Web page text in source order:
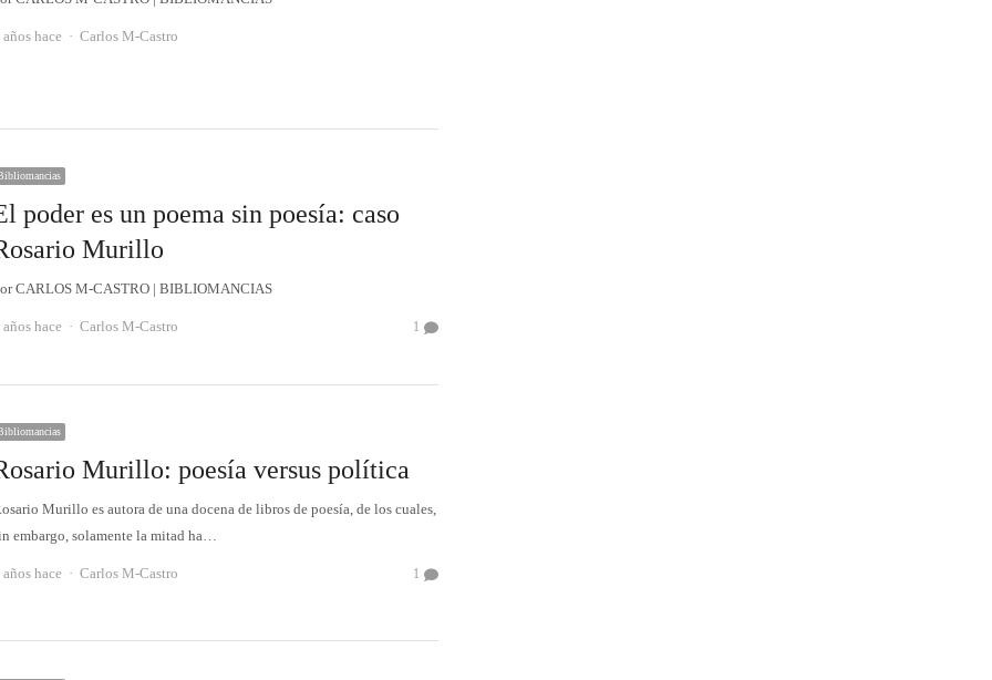
años hace Autor
Carlos M-Castro
poder es un poema sin poesía: caso
Murillo
CARLOS M-CASTRO | BIBLIOMANCIAS
años hace Autor
Carlos M-Castro 1
Murillo: poesía versus política
Murillo es autora de una docena de libros de poesía, de los cuales,
embargo, solamente la mitad ha…
años hace Autor
Carlos M-Castro 1